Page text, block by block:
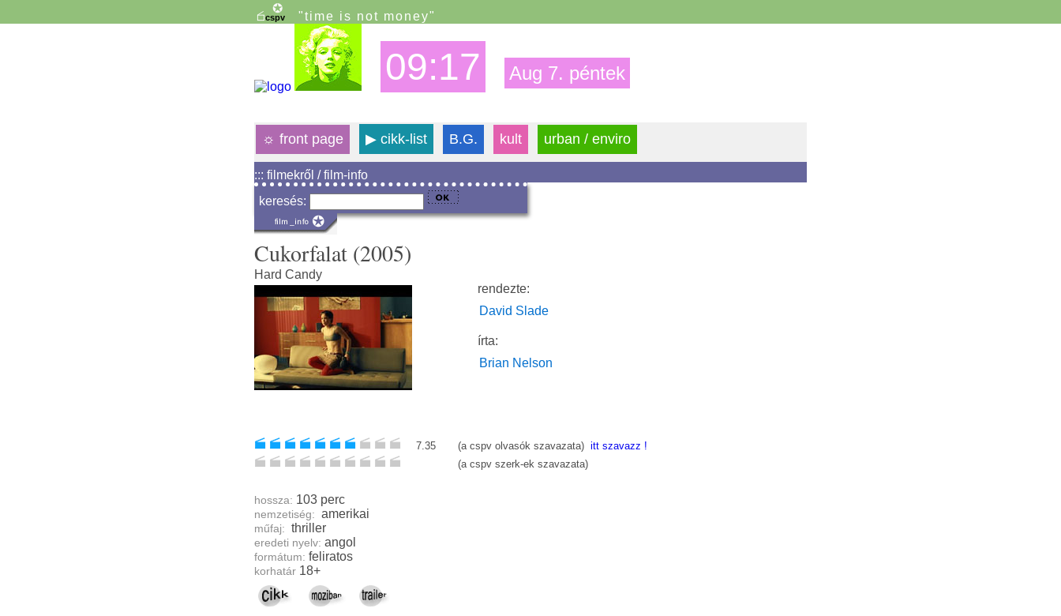
"time is not money"
09:17 Aug 7. péntek
☼ front page ▶ cikk-list B.G. kult urban / enviro
::: filmekről / film-info
keresés:
Cukorfalat (2005)
Hard Candy
rendezte:
David Slade
írta:
Brian Nelson
7.35 (a cspv olvasók szavazata) itt szavazz !
(a cspv szerk-ek szavazata)
hossza: 103 perc
nemzetiség: amerikai
műfaj: thriller
eredeti nyelv: angol
formátum: feliratos
korhatár 18+